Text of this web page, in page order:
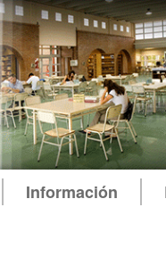
Información